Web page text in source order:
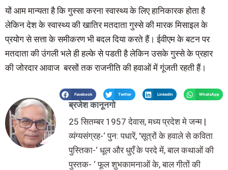
यों आम मान्यता है कि गुस्सा करना स्वास्थ्य के लिए हानिकारक होता है
लेकिन देश के स्वास्थ्य की खातिर मतदाता गुस्से की मारक मिसाइल के
प्रयोग से सत्ता के समीकरण भी बदल दिया करते हैं। ईवीएम के बटन पर
मतदाता की उंगली भले ही हल्के से पडती है लेकिन उसके गुस्से के प्रहार
की जोरदार आवाज बरसों तक राजनीति की हवाओं में गूंजती रहती हैं।
Facebook Twitter LinkedIn WhatsApp
ब्रजेश कानूनगो
25 सितम्बर 1957 देवास, मध्य प्रदेश मे जन्म |
व्यंग्यसंग्रह-‘ पुन: पधारें, 'सूत्रों के हवाले से कविता
पुस्तिका-‘ धूल और धुएँ के परदे में, बाल कथाओं की
पुस्तक- ‘ फूल शुभकामनाओं के, बाल गीतों की